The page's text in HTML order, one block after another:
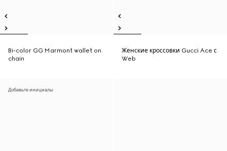
Bi-color GG Marmont wallet on
chain
Женские кроссовки Gucci Ace с
Web
Добавьте инициалы